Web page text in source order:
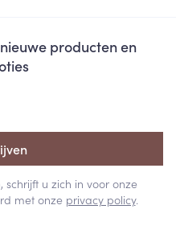
producten en
schrijft u zich in voor onze
met onze privacy policy.